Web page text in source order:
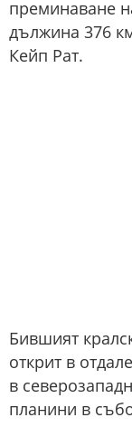
преминаване
дължина 376
Кейп Рат.
Бившият
открит в
в
планини в